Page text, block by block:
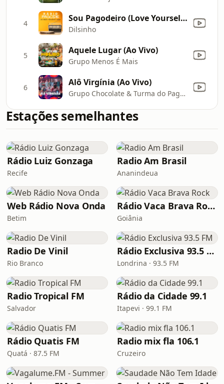
4 Sou Pagodeiro (Love Yourself) [Ao Vivo]
Dilsinho
5 Aquele Lugar (Ao Vivo)
Grupo Menos É Mais
6 Alô Virgínia (Ao Vivo)
Grupo Chocolate & Turma do Pagode
Estações semelhantes
Rádio Luiz Gonzaga
Recife
Radio Am Brasil
Ananindeua
Web Rádio Nova Onda
Betim
Rádio Vaca Brava Rock
Goiânia
Radio De Vinil
Rio Branco
Rádio Exclusiva 93.5 FM
Londrina · 93.5 FM
Radio Tropical FM
Salvador
Rádio da Cidade 99.1
Itapevi · 99.1 FM
Rádio Quatis FM
Quatá · 87.5 FM
Radio mix fla 106.1
Cruzeiro